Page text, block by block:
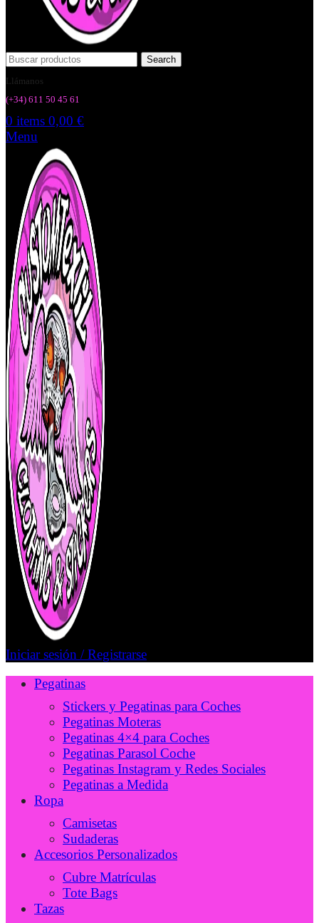
Search
Llámanos
(+34) 611 50 45 61
0 items 0,00 €
Menu
Iniciar sesión / Registrarse
Pegatinas
Stickers y Pegatinas para Coches
Pegatinas Moteras
Pegatinas 4×4 para Coches
Pegatinas Parasol Coche
Pegatinas Instagram y Redes Sociales
Pegatinas a Medida
Ropa
Camisetas
Sudaderas
Accesorios Personalizados
Cubre Matrículas
Tote Bags
Tazas